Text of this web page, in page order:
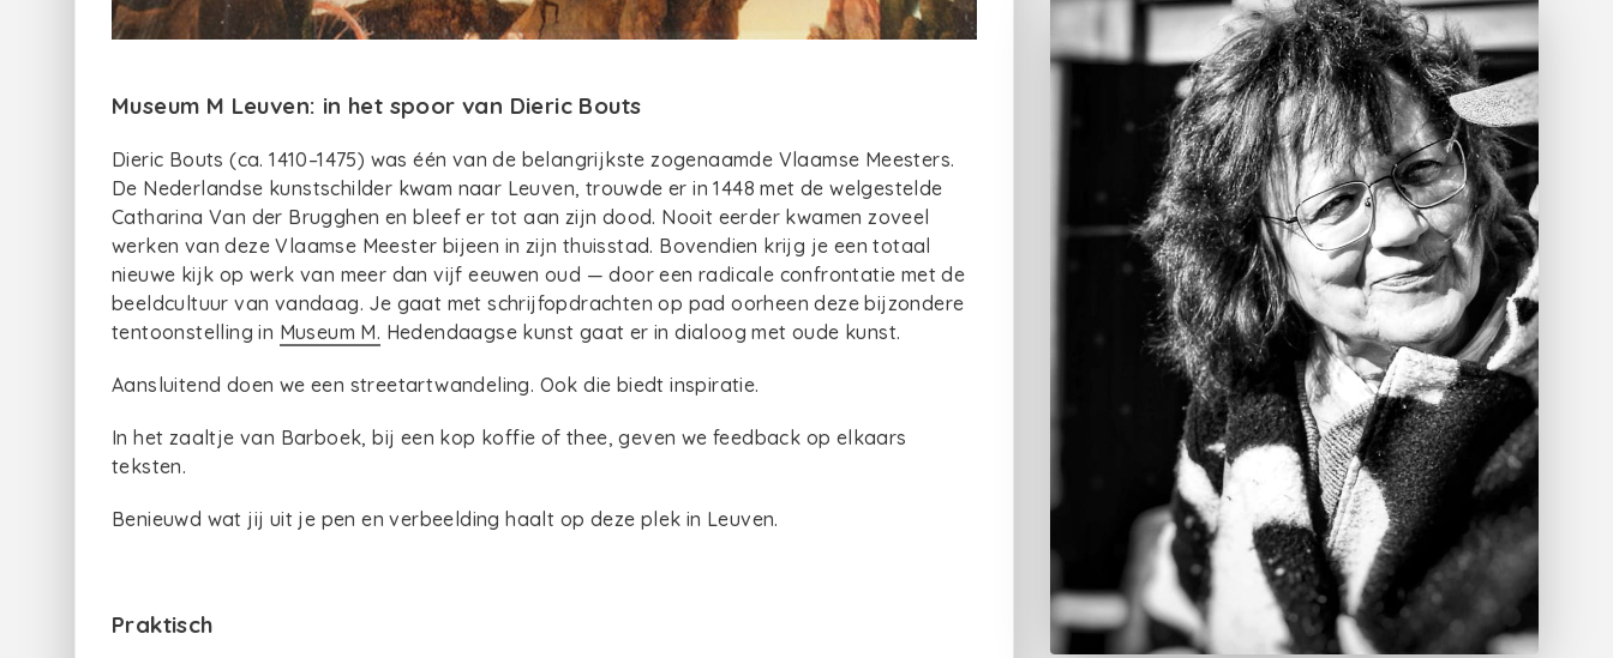
Museum M Leuven: in het spoor van Dieric Bouts
Dieric Bouts (ca. 1410–1475) was één van de belangrijkste zogenaamde Vlaamse Meesters.
De Nederlandse kunstschilder kwam naar Leuven, trouwde er in 1448 met de welgestelde
Catharina Van der Brugghen en bleef er tot aan zijn dood. Nooit eerder kwamen zoveel
werken van deze Vlaamse Meester bijeen in zijn thuisstad. Bovendien krijg je een totaal
nieuwe kijk op werk van meer dan vijf eeuwen oud — door een radicale confrontatie met de
beeldcultuur van vandaag. Je gaat met schrijfopdrachten op pad oorheen deze bijzondere
tentoonstelling in Museum M. Hedendaagse kunst gaat er in dialoog met oude kunst.
Aansluitend doen we een streetartwandeling. Ook die biedt inspiratie.
In het zaaltje van Barboek, bij een kop koffie of thee, geven we feedback op elkaars
teksten.
Benieuwd wat jij uit je pen en verbeelding haalt op deze plek in Leuven.
Praktisch